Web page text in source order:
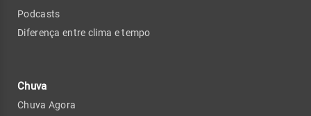
Podcasts
Diferença entre clima e tempo
Chuva
Chuva Agora